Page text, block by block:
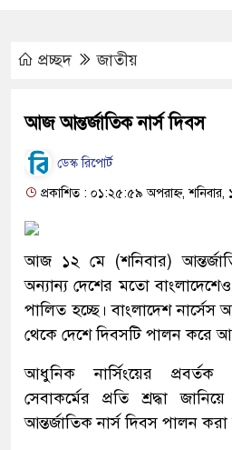
প্রচ্ছদ জাতীয়
আজ আন্তর্জাতিক নার্স দিবস
ডেস্ক রিপোর্ট
প্রকাশিত : ০১:২৫:৫৯ অপরাহ্ন,
আজ ১২ মে (শনিবার)
অন্যান্য দেশের মতো
পালিত হচ্ছে। বাংলাদেশ
থেকে দেশে দিবসটি পালন করে
আধুনিক নার্সিংয়ের প্রবর্তক
সেবাকর্মের প্রতি শ্রদ্ধা
আন্তর্জাতিক নার্স দিবস পালন করা